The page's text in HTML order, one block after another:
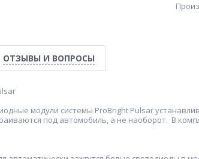
ОТЗЫВЫ И ВОПРОСЫ
модули системы ProBright Pulsar
под автомобиль, а не наоборот. В